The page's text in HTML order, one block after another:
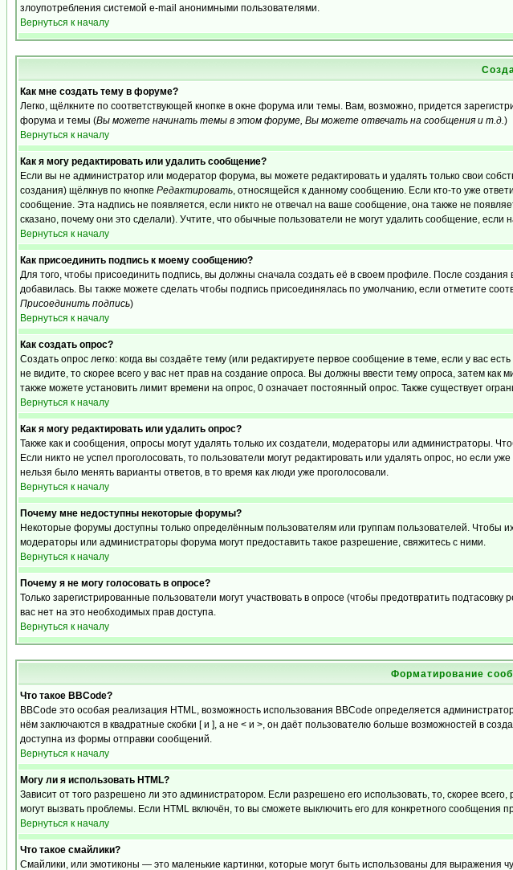
злоупотребления системой e-mail анонимными пользователями.
Вернуться к началу
Как мне создать тему в форуме?
Легко, щёлкните по соответствующей кнопке в окне форума или темы. Вам, возможно, придется
форума и темы (Вы можете начинать темы в этом форуме, Вы можете отвечать на сообщения и т.д.)
Вернуться к началу
Как я могу редактировать или удалить сообщение?
Если вы не администратор или модератор форума, вы можете редактировать и удалять только свои
создания) щёлкнув по кнопке Редактировать, относящейся к данному сообщению. Если кто-то уже
сообщение. Эта надпись не появляется, если никто не отвечал на ваше сообщение, она также не
сказано, почему они это сделали). Учтите, что обычные пользователи не могут удалить сообщение, если
Вернуться к началу
Как присоединить подпись к моему сообщению?
Для того, чтобы присоединить подпись, вы должны сначала создать её в своем профиле. После создания
добавилась. Вы также можете сделать чтобы подпись присоединялась по умолчанию, если отметите
Присоединить подпись)
Вернуться к началу
Как создать опрос?
Создать опрос легко: когда вы создаёте тему (или редактируете первое сообщение в теме, если у вас
не видите, то скорее всего у вас нет прав на создание опроса. Вы должны ввести тему опроса, затем
также можете установить лимит времени на опрос, 0 означает постоянный опрос. Также существует
Вернуться к началу
Как я могу редактировать или удалить опрос?
Также как и сообщения, опросы могут удалять только их создатели, модераторы или администраторы.
Если никто не успел проголосовать, то пользователи могут редактировать или удалять опрос, но если
нельзя было менять варианты ответов, в то время как люди уже проголосовали.
Вернуться к началу
Почему мне недоступны некоторые форумы?
Некоторые форумы доступны только определённым пользователям или группам пользователей. Чтобы
модераторы или администраторы форума могут предоставить такое разрешение, свяжитесь с ними.
Вернуться к началу
Почему я не могу голосовать в опросе?
Только зарегистрированные пользователи могут участвовать в опросе (чтобы предотвратить
вас нет на это необходимых прав доступа.
Вернуться к началу
Форматирование
Что такое BBCode?
BBCode это особая реализация HTML, возможность использования BBCode определяется
нём заключаются в квадратные скобки [ и ], а не < и >, он даёт пользователю больше возможностей в
доступна из формы отправки сообщений.
Вернуться к началу
Могу ли я использовать HTML?
Зависит от того разрешено ли это администратором. Если разрешено его использовать, то, скорее
могут вызвать проблемы. Если HTML включён, то вы сможете выключить его для конкретного сообщения
Вернуться к началу
Что такое смайлики?
Смайлики, или эмотиконы — это маленькие картинки, которые могут быть использованы для выражения